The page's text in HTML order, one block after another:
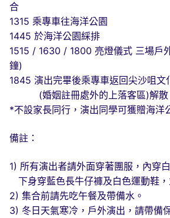
合
1315 乘專車往海洋公園
1445 於海洋公園綵排
1515 / 1630 / 1800 亮燈儀式 三場戶
鐘)
1845 演出完畢後乘專車返回尖沙咀文
(婚姻註冊處外的上落客區)解散
*不設家長同行，演出同學可獲贈海洋
備註：
1) 所有演出者請外面穿著團服，內穿
下身穿藍色長牛仔褲及白色運動鞋，
2) 集合前請先吃午餐及帶備水。
3) 冬日天氣寒冷，戶外演出，請帶備